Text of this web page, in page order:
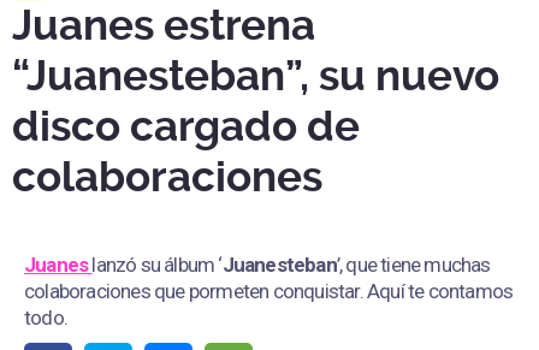
Juanes estrena
“Juanesteban”, su nuevo
disco cargado de
colaboraciones
Juaneslanzó su álbum ‘Juanesteban’, que tiene muchas
colaboraciones que pormeten conquistar. Aquí te contamos
todo.